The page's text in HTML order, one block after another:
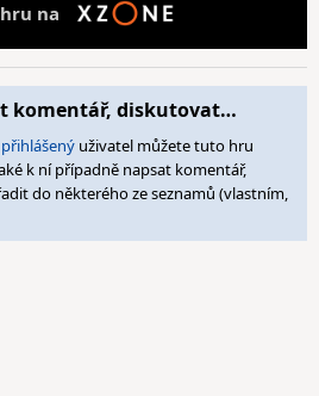
na
komentář, diskutovat…
přihlášený uživatel můžete tuto hru
k ní případně napsat komentář,
do některého ze seznamů (vlastním,